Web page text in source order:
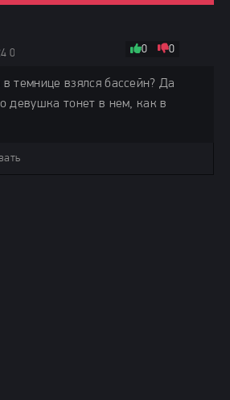
08:50
0 0
темнице взялся бассейн? Да
девушка тонет в нем, как в